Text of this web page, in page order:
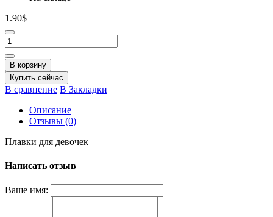
1.90$
В корзину
Купить сейчас
В сравнение В Закладки
Описание
Отзывы (0)
Плавки для девочек
Написать отзыв
Ваше имя: